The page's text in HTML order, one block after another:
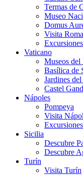
Termas de
Museo
Domus
Visita Roma
Vaticano
Museos del
Basílica de
Jardines
Castel
Nápoles
Pompeya
Visita
Sicilia
Descubre
Descubre
Turín
Visita Turín